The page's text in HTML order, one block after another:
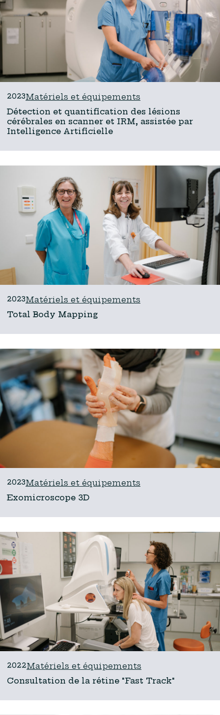
2023Matériels et équipements
Détection et quantification des lésions
cérébrales en scanner et IRM, assistée par
Intelligence Artificielle
2023Matériels et équipements
Total Body Mapping
2023Matériels et équipements
Exomicroscope 3D
2022Matériels et équipements
Consultation de la rétine "Fast Track"